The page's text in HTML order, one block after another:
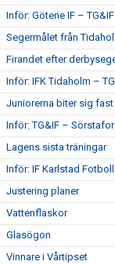
Inför: Götene IF – TG&IF
Segermålet från
Firandet efter
Inför: IFK Tidaholm –
Juniorerna biter sig
Inför: TG&IF –
Lagens sista träningar
Inför: IF Karlstad
Justering planer
Vattenflaskor
Glasögon
Vinnare i Vårtipset